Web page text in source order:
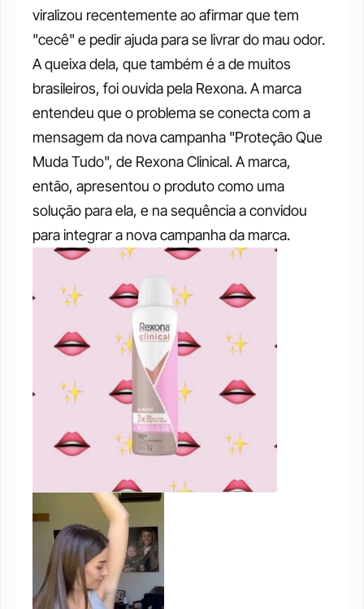
viralizou recentemente ao afirmar que tem
"cecê" e pedir ajuda para se livrar do mau odor.
A queixa dela, que também é a de muitos
brasileiros, foi ouvida pela Rexona. A marca
entendeu que o problema se conecta com a
mensagem da nova campanha "Proteção Que
Muda Tudo", de Rexona Clinical. A marca,
então, apresentou o produto como uma
solução para ela, e na sequência a convidou
para integrar a nova campanha da marca.